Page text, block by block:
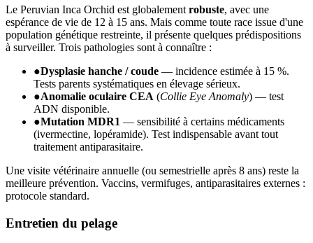
Le Peruvian Inca Orchid est globalement robuste, avec une
espérance de vie de 12 à 15 ans. Mais comme toute race issue d'une
population génétique restreinte, il présente quelques prédispositions
à surveiller. Trois pathologies sont à connaître :
●Dysplasie hanche / coude — incidence estimée à 15 %.
Tests parents systématiques en élevage sérieux.
●Anomalie oculaire CEA (Collie Eye Anomaly) — test
ADN disponible.
●Mutation MDR1 — sensibilité à certains médicaments
(ivermectine, lopéramide). Test indispensable avant tout
traitement antiparasitaire.
Une visite vétérinaire annuelle (ou semestrielle après 8 ans) reste la
meilleure prévention. Vaccins, vermifuges, antiparasitaires externes :
protocole standard.
Entretien du pelage